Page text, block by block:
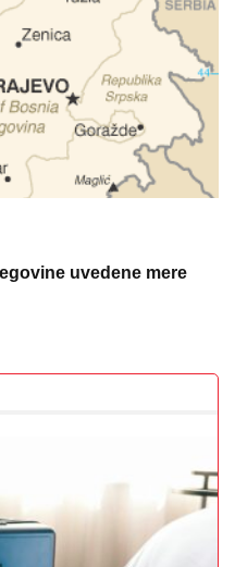
uvedene mere